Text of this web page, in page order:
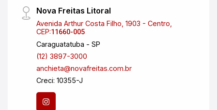
Nova Freitas Litoral
Avenida Arthur Costa Filho, 1903 - Centro,
CEP:11660-005
Caraguatatuba - SP
(12) 3897-3000
anchieta@novafreitas.com.br
Creci: 10355-J